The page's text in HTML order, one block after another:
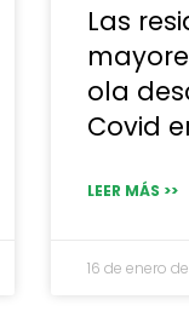
Las
ola
Covid
LEER MÁS >>
16 de enero